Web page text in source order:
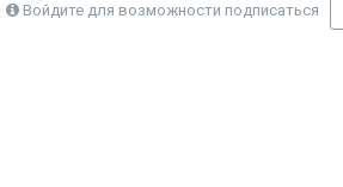
Войдите для возможности подписаться